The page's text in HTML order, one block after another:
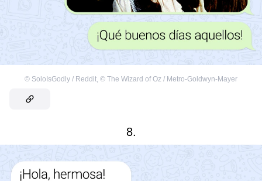
© SoloIsGodly / Reddit, © The Wizard of Oz / Metro-Goldwyn-Mayer
8.